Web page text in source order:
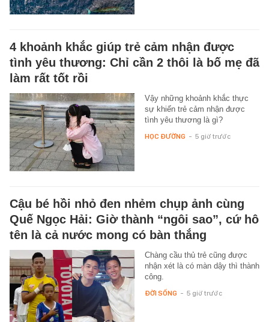
4 khoảnh khắc giúp trẻ cảm nhận được
tình yêu thương: Chỉ cần 2 thôi là bố mẹ đã
làm rất tốt rồi
Vậy những khoảnh khắc thực
sự khiến trẻ cảm nhận được
tình yêu thương là gì?
HỌC ĐƯỜNG - 5 giờ trước
Cậu bé hồi nhỏ đen nhẻm chụp ảnh cùng
Quế Ngọc Hải: Giờ thành “ngôi sao”, cứ hô
tên là cả nước mong có bàn thắng
Chàng cầu thủ trẻ cũng được
nhận xét là có màn dậy thì thành
công.
ĐỜI SỐNG - 5 giờ trước